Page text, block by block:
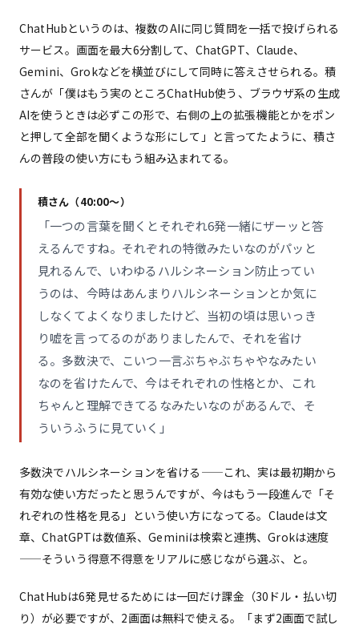
ChatHubというのは、複数のAIに同じ質問を一括で投げられる
サービス。画面を最大6分割して、ChatGPT、Claude、
Gemini、Grokなどを横並びにして同時に答えさせられる。積
さんが「僕はもう実のところChatHub使う、ブラウザ系の生成
AIを使うときは必ずこの形で、右側の上の拡張機能とかをポン
と押して全部を聞くような形にして」と言ってたように、積さ
んの普段の使い方にもう組み込まれてる。
積さん（40:00〜）
「一つの言葉を聞くとそれぞれ6発一緒にザーッと答
えるんですね。それぞれの特徴みたいなのがパッと
見れるんで、いわゆるハルシネーション防止ってい
うのは、今時はあんまりハルシネーションとか気に
しなくてよくなりましたけど、当初の頃は思いっき
り嘘を言ってるのがありましたんで、それを省け
る。多数決で、こいつ一言ぶちゃぶちゃやなみたい
なのを省けたんで、今はそれぞれの性格とか、これ
ちゃんと理解できてるなみたいなのがあるんで、そ
ういうふうに見ていく」
多数決でハルシネーションを省ける——これ、実は最初期から
有効な使い方だったと思うんですが、今はもう一段進んで「そ
れぞれの性格を見る」という使い方になってる。Claudeは文
章、ChatGPTは数値系、Geminiは検索と連携、Grokは速度
——そういう得意不得意をリアルに感じながら選ぶ、と。
ChatHubは6発見せるためには一回だけ課金（30ドル・払い切
り）が必要ですが、2画面は無料で使える。「まず2画面で試し